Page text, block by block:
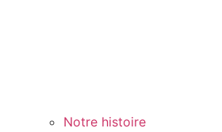
Notre histoire